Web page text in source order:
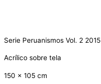
Serie Peruanismos Vol. 2 2015
Acrílico sobre tela
150 x 105 cm